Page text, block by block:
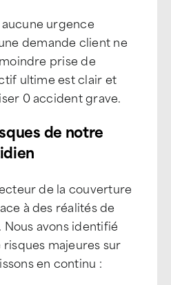
urgence
demande client ne
prise de
ultime est clair et
0 accident grave.
de notre
de la couverture
à des réalités de
avons identifié
majeures sur
en continu :